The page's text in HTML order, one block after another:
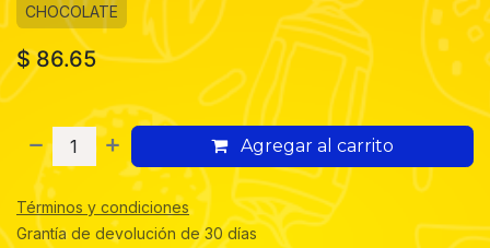
CHOCOLATE
$86.65
Agregar al carrito
Términos y condiciones
Grantía de devolución de 30 días